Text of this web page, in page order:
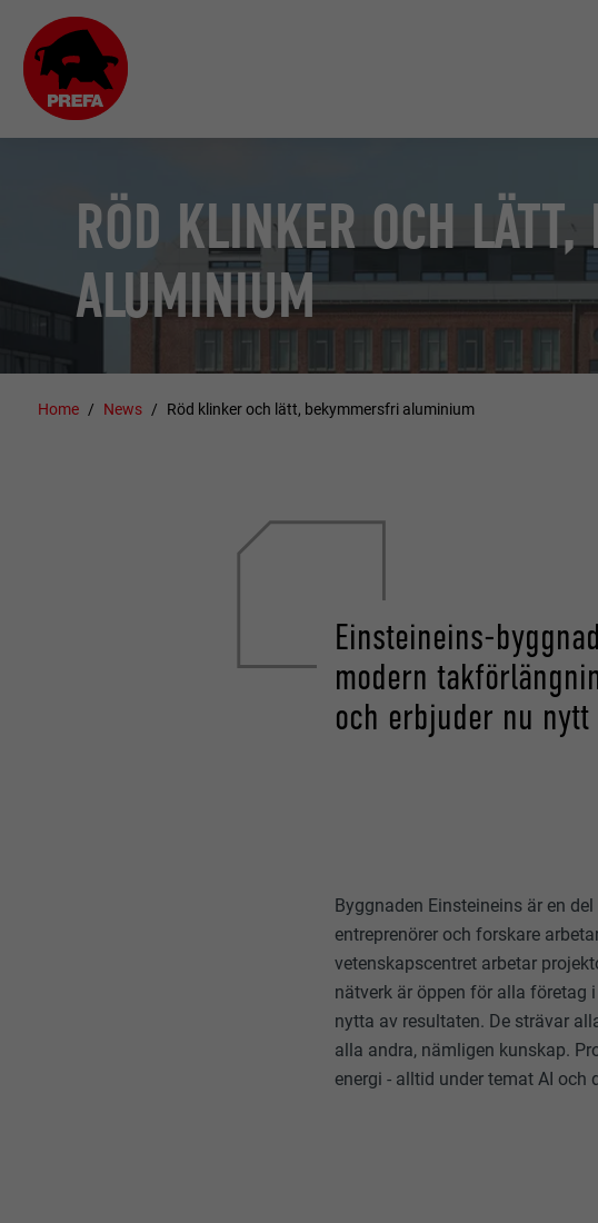
RÖD KLINKER OCH
ALUMINIUM
Home News Röd klinker och lätt, bekymmersfri aluminium
Einsteineins-
modern
och erbjuder nu
Byggnaden Einsteineins är en
entreprenörer och forskare
vetenskapscentret arbetar
nätverk är öppen för alla företag
nytta av resultaten. De strävar
alla andra, nämligen kunskap.
energi - alltid under temat AI och